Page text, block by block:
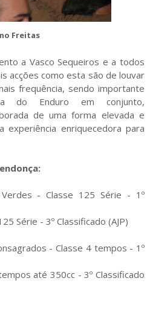
Freitas
a Vasco Sequeiros e a todos
acções como esta são de louvar
frequência, sendo importante
do Enduro em conjunto,
de uma forma elevada e
experiência enriquecedora para
- Classe 125 Série - 1º
Série - 3º Classificado (AJP)
- Classe 4 tempos - 1º
até 350cc - 3º Classificado